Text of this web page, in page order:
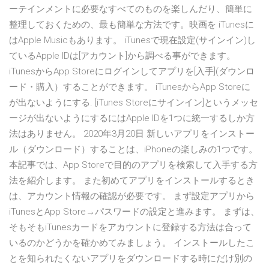
ーテインメントに必要なすべてのものを楽しんだり、簡単に
整理しておくための、最も簡単な方法です。映画を iTunesに
はApple Musicもあります。 iTunesで現在設定(サインイン)し
ているApple IDは[アカウント]から調べる事ができます。
iTunesからApp Storeにログインしてアプリを[入手](ダウンロ
ード・購入）することができます。 iTunesからApp Storeに
が出ないようにする. [iTunes Storeにサインイン]というメッセ
ージが出ないようにするにはApple IDを1つに統一するしか方
法はありません。 2020年3月20日 新しいアプリをインストー
ル（ダウンロード）することは、iPhoneの楽しみの1つです。
本記事では、App Storeで目的のアプリを検索して入手する方
法を紹介します。 また初めてアプリをインストールするとき
は、アカウント情報の確認が必要です。 まず設定アプリから
iTunesとApp Store→パスワードの設定と進みます。 まずは、
そもそもiTunesカードをアカウントに登録する方法は合って
いるのかどうかを確かめてみましょう。 インストールしたこ
とを知られたくないアプリをダウンロードする時にだけ別の